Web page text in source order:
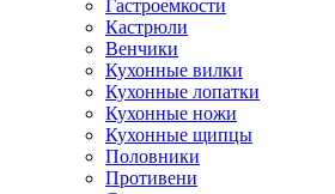
Гастроемкости
Кастрюли
Венчики
Кухонные вилки
Кухонные лопатки
Кухонные ножи
Кухонные щипцы
Половники
Противени